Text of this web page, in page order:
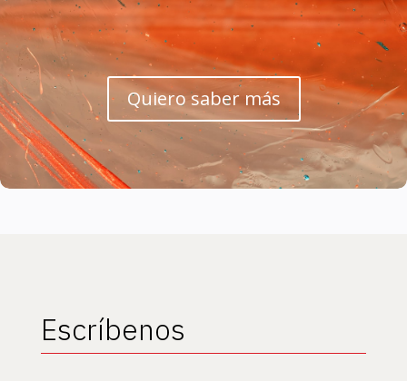
Quiero saber más
Escríbenos